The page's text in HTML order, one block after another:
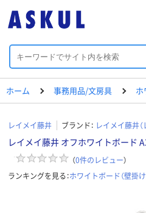
ホーム 事務用品/文房具 ホ
レイメイ藤井 ブランド： レイメイ藤井（
レイメイ藤井 オフホワイトボード
（0件のレビュー）
ランキングを見る：ホワイトボード（壁掛け